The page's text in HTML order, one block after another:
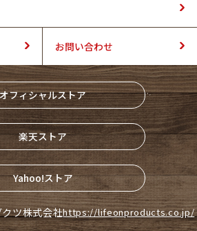
お問い合わせ
オフィシャルストア
楽天ストア
Yahoo!ストア
ツ株式会社https://lifeonproducts.co.jp/